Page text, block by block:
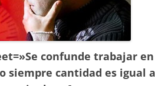
confunde trabajar
siempre cantidad es igual